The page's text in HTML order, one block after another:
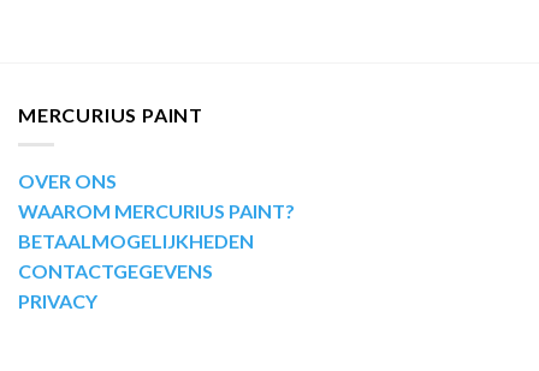
MERCURIUS PAINT
OVER ONS
WAAROM MERCURIUS PAINT?
BETAALMOGELIJKHEDEN
CONTACTGEGEVENS
PRIVACY